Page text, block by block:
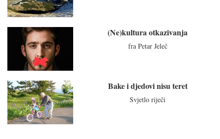
(Ne)kultura otkazivanja
fra Petar Jeleč
Bake i djedovi nisu teret
Svjetlo riječi